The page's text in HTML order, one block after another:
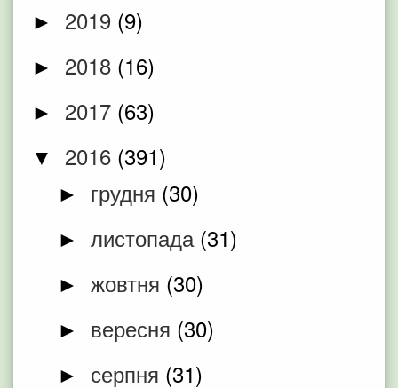
► 2019 (9)
► 2018 (16)
► 2017 (63)
▼ 2016 (391)
► грудня (30)
► листопада (31)
► жовтня (30)
► вересня (30)
► серпня (31)